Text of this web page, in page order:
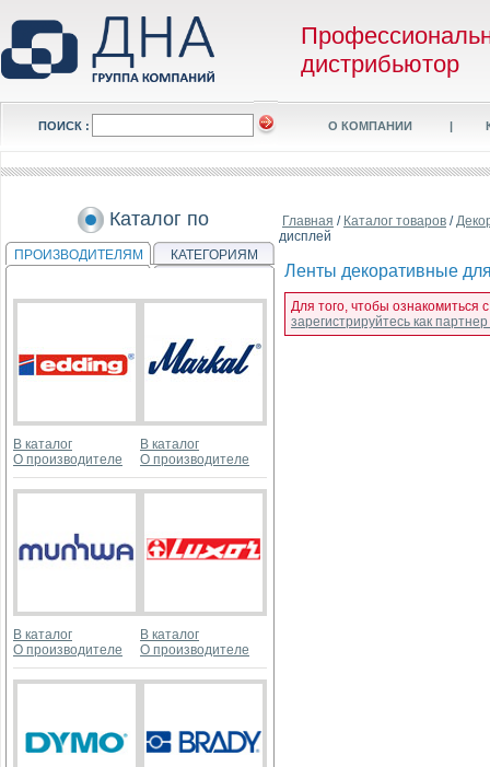
дистрибьютор
ПОИСК : О КОМПАНИИ |
Каталог по
ПРОИЗВОДИТЕЛЯМ КАТЕГОРИЯМ
В каталог
О производителе
В каталог
О производителе
В каталог
О производителе
В каталог
О производителе
Главная / Каталог товаров /
дисплей
Ленты декоративные
Для того, чтобы ознакомиться
зарегистрируйтесь как